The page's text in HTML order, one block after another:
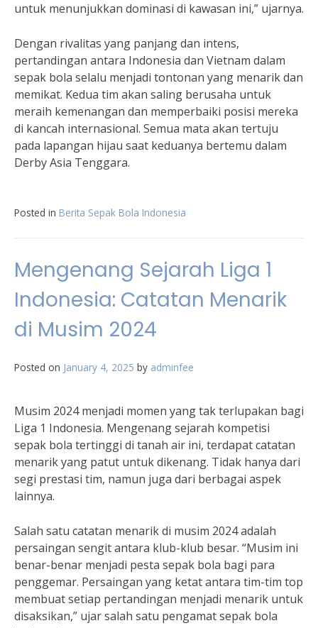
untuk menunjukkan dominasi di kawasan ini,” ujarnya.
Dengan rivalitas yang panjang dan intens,
pertandingan antara Indonesia dan Vietnam dalam
sepak bola selalu menjadi tontonan yang menarik dan
memikat. Kedua tim akan saling berusaha untuk
meraih kemenangan dan memperbaiki posisi mereka
di kancah internasional. Semua mata akan tertuju
pada lapangan hijau saat keduanya bertemu dalam
Derby Asia Tenggara.
Posted in Berita Sepak Bola Indonesia
Mengenang Sejarah Liga 1
Indonesia: Catatan Menarik
di Musim 2024
Posted on January 4, 2025 by adminfee
Musim 2024 menjadi momen yang tak terlupakan bagi
Liga 1 Indonesia. Mengenang sejarah kompetisi
sepak bola tertinggi di tanah air ini, terdapat catatan
menarik yang patut untuk dikenang. Tidak hanya dari
segi prestasi tim, namun juga dari berbagai aspek
lainnya.
Salah satu catatan menarik di musim 2024 adalah
persaingan sengit antara klub-klub besar. “Musim ini
benar-benar menjadi pesta sepak bola bagi para
penggemar. Persaingan yang ketat antara tim-tim top
membuat setiap pertandingan menjadi menarik untuk
disaksikan,” ujar salah satu pengamat sepak bola